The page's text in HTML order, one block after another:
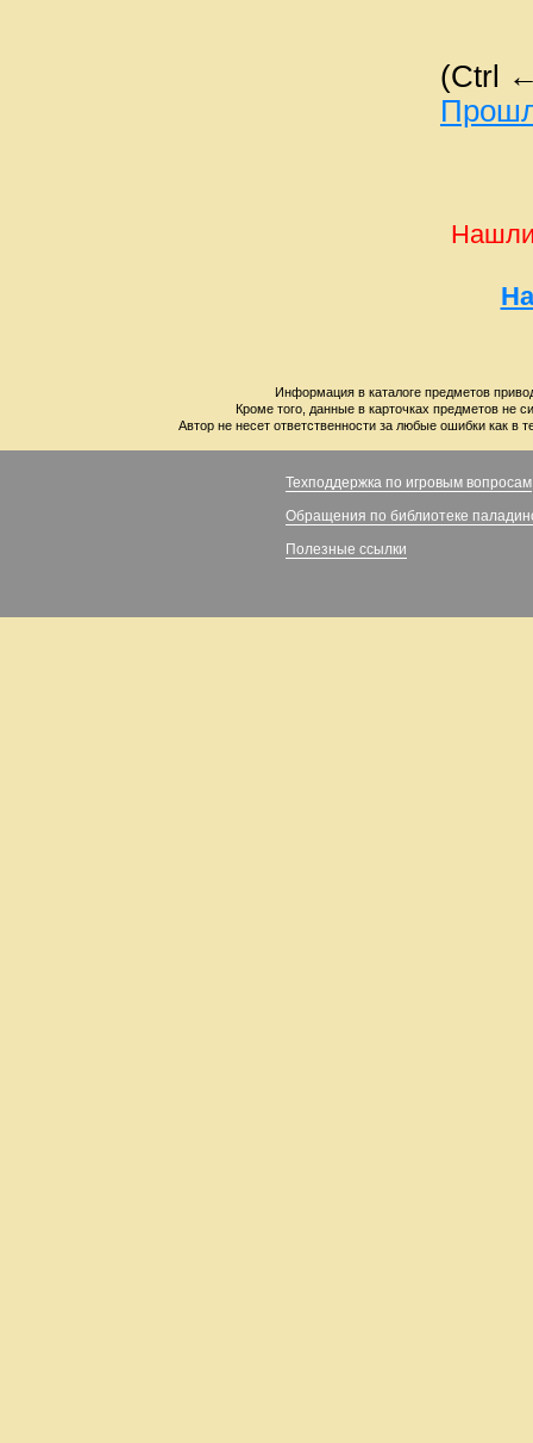
(Ctrl
Нашли
Информация в каталоге предметов
Кроме того, данные в карточках предметов не
Автор не несет ответственности за любые ошибки как в
Техподдержка по игровым вопросам
Обращения по библиотеке
Полезные ссылки